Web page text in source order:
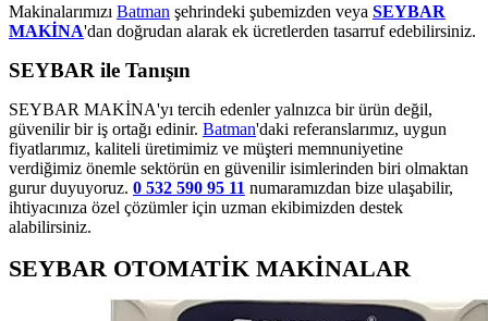
Makinalarımızı Batman şehrindeki şubemizden veya SEYBAR
MAKİNA'dan doğrudan alarak ek ücretlerden tasarruf edebilirsiniz.
SEYBAR ile Tanışın
SEYBAR MAKİNA'yı tercih edenler yalnızca bir ürün değil,
güvenilir bir iş ortağı edinir. Batman'daki referanslarımız, uygun
fiyatlarımız, kaliteli üretimimiz ve müşteri memnuniyetine
verdiğimiz önemle sektörün en güvenilir isimlerinden biri olmaktan
gurur duyuyoruz. 0 532 590 95 11 numaramızdan bize ulaşabilir,
ihtiyacınıza özel çözümler için uzman ekibimizden destek
alabilirsiniz.
SEYBAR OTOMATİK MAKİNALAR